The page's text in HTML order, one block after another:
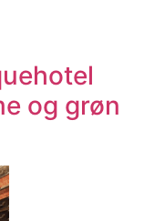
og grøn